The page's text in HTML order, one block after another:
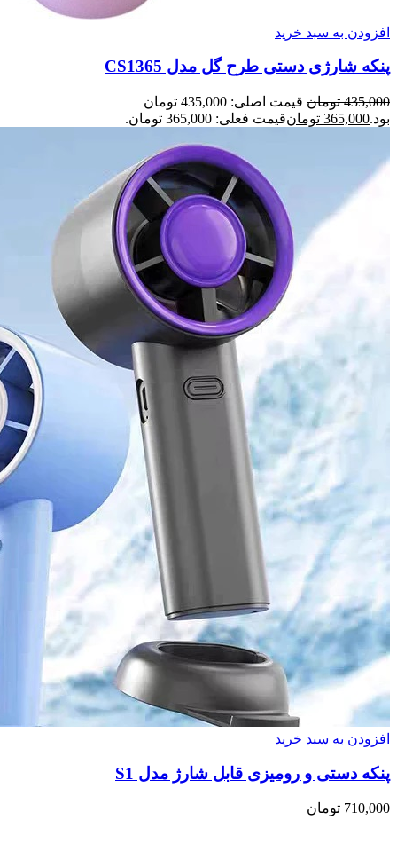
افزودن به سبد خرید
پنکه شارژی دستی طرح گل مدل CS1365
435,000 تومان
قیمت اصلی: 435,000 تومان
بود.365,000 تومانقیمت فعلی: 365,000 تومان.
افزودن به سبد خرید
پنکه دستی و رومیزی قابل شارژ مدل S1
710,000 تومان